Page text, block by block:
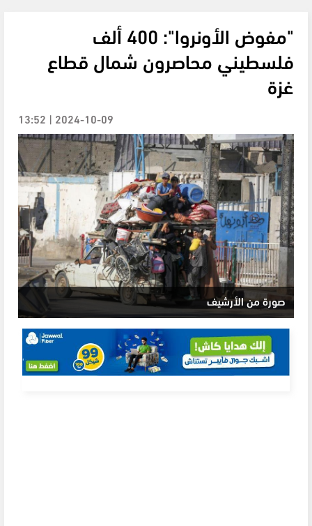
"مفوض الأونروا": 400 ألف
فلسطيني محاصرون شمال قطاع
غزة
2024-10-09 | 13:52
صورة من الأرشيف